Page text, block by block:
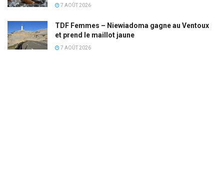
7 AOÛT 2026
TDF Femmes – Niewiadoma gagne au Ventoux
et prend le maillot jaune
7 AOÛT 2026